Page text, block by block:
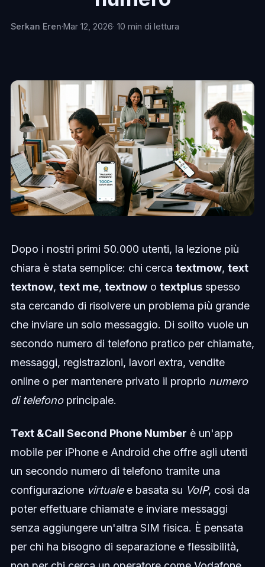
Serkan Eren·Mar 12, 2026· 10 min di lettura
Dopo i nostri primi 50.000 utenti, la lezione più
chiara è stata semplice: chi cerca textmow, text
textnow, text me, textnowo textplusspesso
sta cercando di risolvere un problema più grande
che inviare un solo messaggio. Di solito vuole un
secondo numero di telefono pratico per chiamate,
messaggi, registrazioni, lavori extra, vendite
online o per mantenere privato il proprio numero
di telefonoprincipale.
Text &Call Second Phone Number è un'app
mobile per iPhone e Android che offre agli utenti
un secondo numero di telefono tramite una
configurazione virtualee basata su VoIP, così da
poter effettuare chiamate e inviare messaggi
senza aggiungere un'altra SIM fisica. È pensata
per chi ha bisogno di separazione e flessibilità,